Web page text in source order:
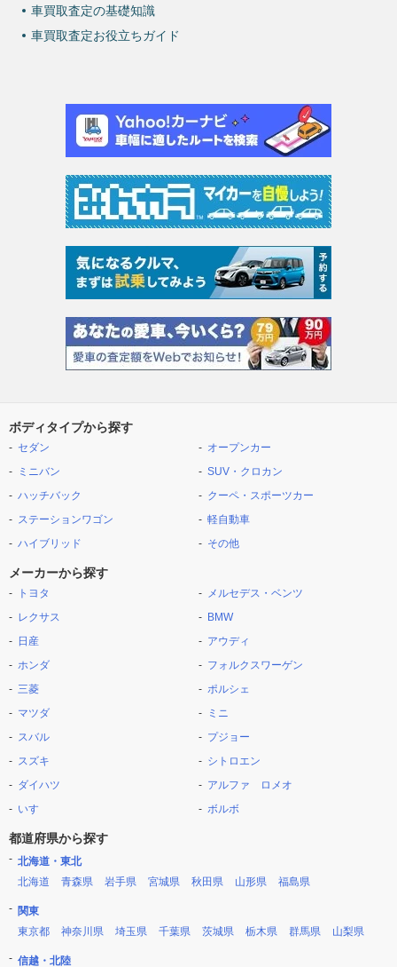
車買取査定の基礎知識
車買取査定お役立ちガイド
ボディタイプから探す
セダン
ミニバン
ハッチバック
ステーションワゴン
ハイブリッド
オープンカー
SUV・クロカン
クーペ・スポーツカー
軽自動車
その他
メーカーから探す
トヨタ
レクサス
日産
ホンダ
三菱
マツダ
スバル
スズキ
ダイハツ
いすゞ
メルセデス・ベンツ
BMW
アウディ
フォルクスワーゲン
ポルシェ
ミニ
プジョー
シトロエン
アルファ ロメオ
ボルボ
都道府県から探す
北海道・東北
北海道
青森県 岩手県 宮城県 秋田県 山形県 福島県
関東
東京都
神奈川県 埼玉県 千葉県 茨城県 栃木県 群馬県 山梨県
信越・北陸